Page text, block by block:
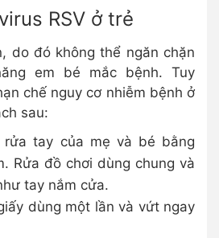
RSV ở trẻ
do đó không thể ngăn chặn
em bé mắc bệnh. Tuy
chế nguy cơ nhiễm bệnh ở
sau:
rửa tay của mẹ và bé bằng
Rửa đồ chơi dùng chung và
tay nắm cửa.
dùng một lần và vứt ngay